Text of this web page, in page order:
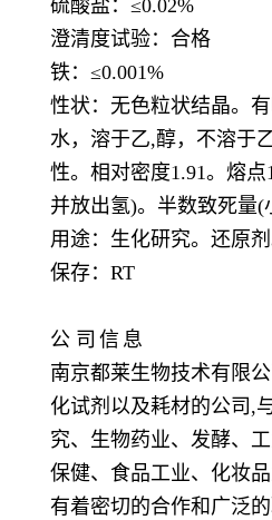
硫酸盐： ≤0.02%
澄清度试验：合格
铁： ≤0.001%
性状：无色粒状结晶。
水，溶于乙,醇，不溶于
性。相对密度1.91。熔
并放出氢)。半数致死量(
用途：生化研究。还原剂
保存： RT
公 司 信 息
南京都莱生物技术有限
化试剂以及耗材的公司,
究、生物药业、发酵、
保健、食品工业、化妆
有着密切的合作和广泛